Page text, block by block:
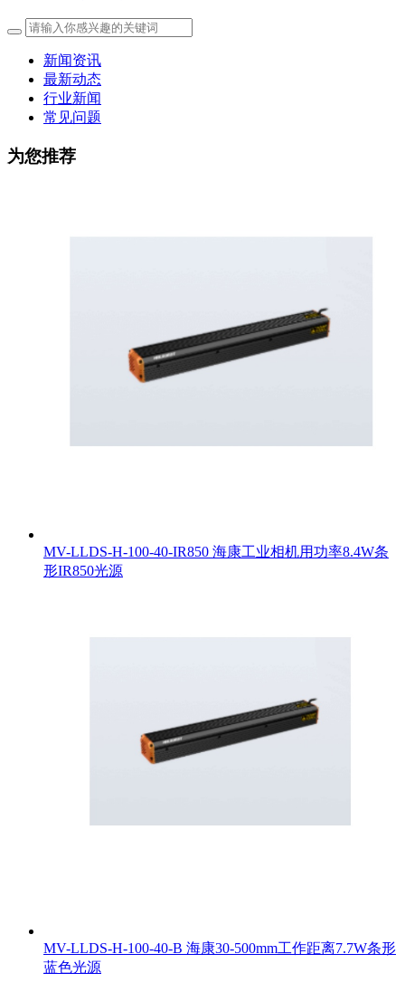
新闻资讯
最新动态
行业新闻
常见问题
为您推荐
MV-LLDS-H-100-40-IR850 海康工业相机用功率8.4W条
形IR850光源
MV-LLDS-H-100-40-B 海康30-500mm工作距离7.7W条形
蓝色光源